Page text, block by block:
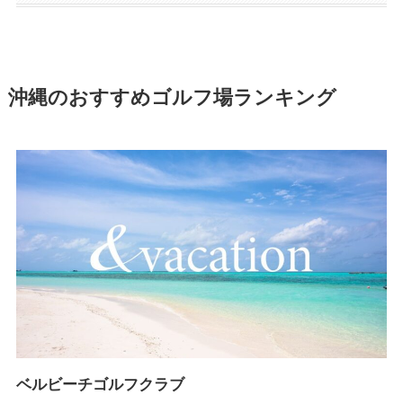
沖縄のおすすめゴルフ場ランキング
ベルビーチゴルフクラブ